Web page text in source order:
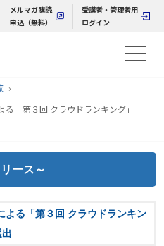
メルマガ購読
申込（無料）
受講者・管理者用
ログイン
「第３回 クラウドランキング」
ース～
よる「第３回 クラウドランキン